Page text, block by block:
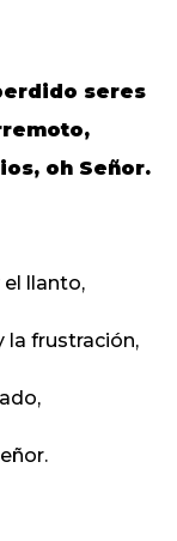
seres
oh Señor.
llanto,
la frustración,